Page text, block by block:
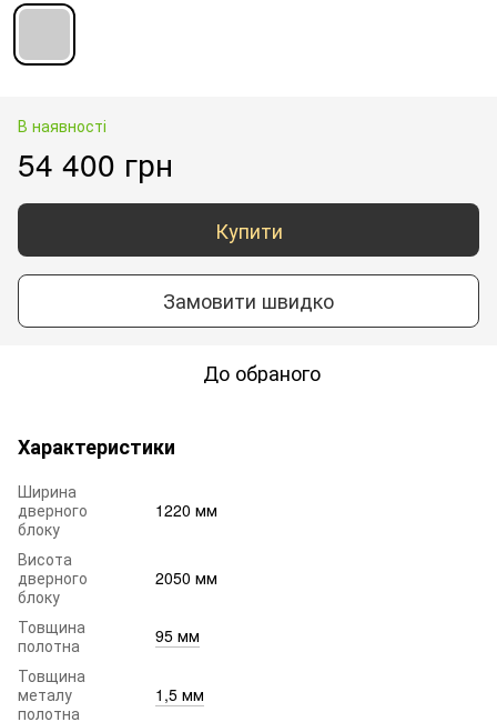
В наявності
54 400 грн
Купити
Замовити швидко
До обраного
Характеристики
Ширина
дверного
блоку
1220 мм
Висота
дверного
блоку
2050 мм
Товщина
полотна
95 мм
Товщина
металу
полотна
1,5 мм